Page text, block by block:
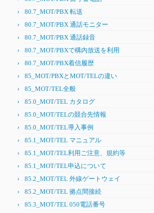
80.7_MOT/PBX 転送
80.7_MOT/PBX 通話モニター
80.7_MOT/PBX 通話録音
80.7_MOT/PBXで構内放送を利用
80.7_MOT/PBX着信履歴
85_MOT/PBXとMOT/TELの違い
85_MOT/TEL全般
85.0_MOT/TEL カタログ
85.0_MOT/TELの競合先情報
85.0_MOT/TEL導入事例
85.1_MOT/TEL マニュアル
85.1_MOT/TEL利用ご注意、規約等
85.1_MOT/TEL申込について
85.2_MOT/TEL 外線ゲートウェイ
85.2_MOT/TEL 拠点間接続
85.3_MOT/TEL 050電話番号